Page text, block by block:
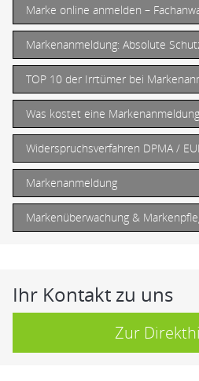
Marke online anmelden –
Markenanmeldung: Absolute
TOP 10 der Irrtümer bei
Was kostet eine
Widerspruchsverfahren DPMA /
Markenanmeldung
Markenüberwachung &
Ihr Kontakt zu uns
Zur